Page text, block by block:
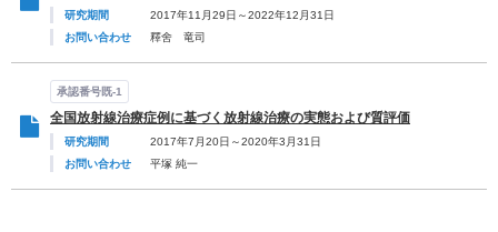
研究期間
2017年11月29日～2022年12月31日
お問い合わせ
釋舍 竜司
承認番号既-1
全国放射線治療症例に基づく放射線治療の実態および質評価
研究期間
2017年7月20日～2020年3月31日
お問い合わせ
平塚 純一